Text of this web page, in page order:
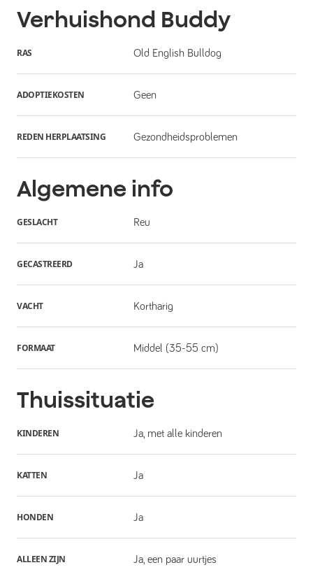
Verhuishond Buddy
RAS Old English Bulldog
ADOPTIEKOSTEN Geen
REDEN HERPLAATSING Gezondheidsproblemen
Algemene info
GESLACHT Reu
GECASTREERD Ja
VACHT Kortharig
FORMAAT Middel (35-55 cm)
Thuissituatie
KINDEREN Ja, met alle kinderen
KATTEN Ja
HONDEN Ja
ALLEEN ZIJN Ja, een paar uurtjes